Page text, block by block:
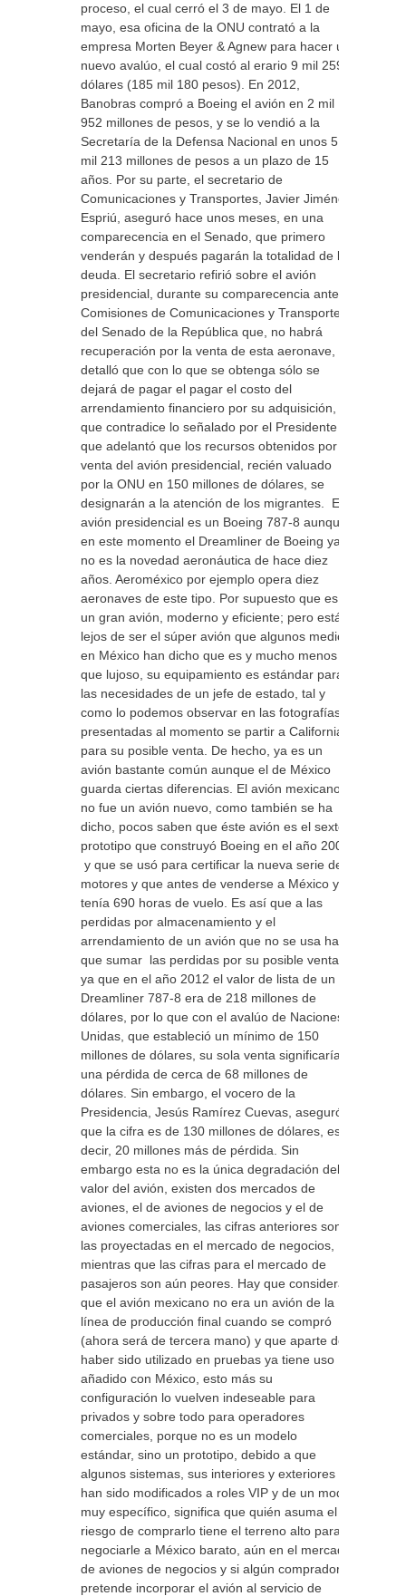
proceso, el cual cerró el 3 de mayo. El 1 de
mayo, esa oficina de la ONU contrató a la
empresa Morten Beyer & Agnew para hacer un
nuevo avalúo, el cual costó al erario 9 mil 259
dólares (185 mil 180 pesos). En 2012,
Banobras compró a Boeing el avión en 2 mil
952 millones de pesos, y se lo vendió a la
Secretaría de la Defensa Nacional en unos 5
mil 213 millones de pesos a un plazo de 15
años. Por su parte, el secretario de
Comunicaciones y Transportes, Javier Jiménez
Espriú, aseguró hace unos meses, en una
comparecencia en el Senado, que primero
venderán y después pagarán la totalidad de la
deuda. El secretario refirió sobre el avión
presidencial, durante su comparecencia ante la
Comisiones de Comunicaciones y Transportes
del Senado de la República que, no habrá
recuperación por la venta de esta aeronave, y
detalló que con lo que se obtenga sólo se
dejará de pagar el pagar el costo del
arrendamiento financiero por su adquisición, lo
que contradice lo señalado por el Presidente
que adelantó que los recursos obtenidos por la
venta del avión presidencial, recién valuado
por la ONU en 150 millones de dólares, se
designarán a la atención de los migrantes. El
avión presidencial es un Boeing 787-8 aunque
en este momento el Dreamliner de Boeing ya
no es la novedad aeronáutica de hace diez
años. Aeroméxico por ejemplo opera diez
aeronaves de este tipo. Por supuesto que es
un gran avión, moderno y eficiente; pero está
lejos de ser el súper avión que algunos medios
en México han dicho que es y mucho menos
que lujoso, su equipamiento es estándar para
las necesidades de un jefe de estado, tal y
como lo podemos observar en las fotografías
presentadas al momento se partir a California
para su posible venta. De hecho, ya es un
avión bastante común aunque el de México
guarda ciertas diferencias. El avión mexicano
no fue un avión nuevo, como también se ha
dicho, pocos saben que éste avión es el sexto
prototipo que construyó Boeing en el año 2009
y que se usó para certificar la nueva serie de
motores y que antes de venderse a México ya
tenía 690 horas de vuelo. Es así que a las
perdidas por almacenamiento y el
arrendamiento de un avión que no se usa hay
que sumar las perdidas por su posible venta
ya que en el año 2012 el valor de lista de un
Dreamliner 787-8 era de 218 millones de
dólares, por lo que con el avalúo de Naciones
Unidas, que estableció un mínimo de 150
millones de dólares, su sola venta significaría
una pérdida de cerca de 68 millones de
dólares. Sin embargo, el vocero de la
Presidencia, Jesús Ramírez Cuevas, aseguró
que la cifra es de 130 millones de dólares, es
decir, 20 millones más de pérdida. Sin
embargo esta no es la única degradación del
valor del avión, existen dos mercados de
aviones, el de aviones de negocios y el de
aviones comerciales, las cifras anteriores son
las proyectadas en el mercado de negocios,
mientras que las cifras para el mercado de
pasajeros son aún peores. Hay que considerar
que el avión mexicano no era un avión de la
línea de producción final cuando se compró
(ahora será de tercera mano) y que aparte de
haber sido utilizado en pruebas ya tiene uso
añadido con México, esto más su
configuración lo vuelven indeseable para
privados y sobre todo para operadores
comerciales, porque no es un modelo
estándar, sino un prototipo, debido a que
algunos sistemas, sus interiores y exteriores ya
han sido modificados a roles VIP y de un modo
muy específico, significa que quién asuma el
riesgo de comprarlo tiene el terreno alto para
negociarle a México barato, aún en el mercado
de aviones de negocios y si algún comprador
pretende incorporar el avión al servicio de